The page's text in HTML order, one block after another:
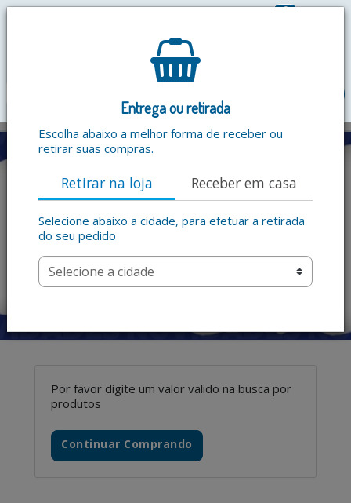
0
Entrega ou retirada
Escolha abaixo a melhor forma de receber ou
retirar suas compras.
Retirar na loja Receber em casa
Selecione abaixo a cidade, para efetuar a retirada
do seu pedido
Por favor digite um valor valido na busca por
produtos
Continuar Comprando